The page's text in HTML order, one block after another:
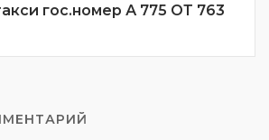
гос.номер А 775 ОТ 763